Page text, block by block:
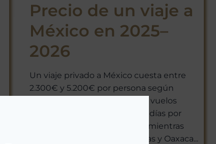
Precio de un viaje a
México en 2025–
2026
Un viaje privado a México cuesta entre
2.300€ y 5.200€ por persona según
duración y destino, sin contar vuelos
internacionales. Un viaje de 7 días por
Yucatán parte desde 2.300€, mientras
una ruta de 14 días por Chiapas y Oaxaca...